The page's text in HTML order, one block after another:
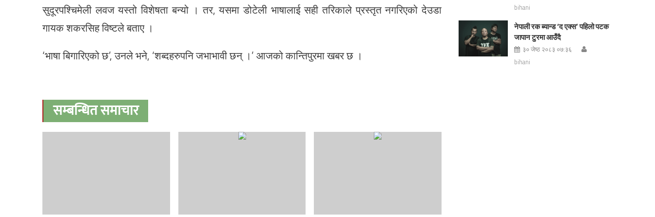
सुदूरपश्चिमेली लवज यस्तो विशेषता बन्यो । तर, यसमा डोटेली भाषालाई सही तरिकाले प्रस्तृत नगरिएको देउडा
गायक शकरसिह विष्टले बताए ।
‘भाषा बिगारिएको छ’, उनले भने, ‘शब्दहरुपनि जभाभावी छन् ।’ आजको कान्तिपुरमा खबर छ ।
सम्बन्धित समाचार
bihani
नेपाली रक ब्यान्ड ‘द एक्स’ पहिलो पटक
जापान टुरमा आउँदै
३० जेष्ठ २०८३ ०७:३६
bihani